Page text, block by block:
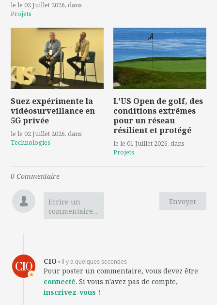
le le 02 Juillet 2026, dans
Projets
Suez expérimente la
vidéosurveillance en
5G privée
le le 02 Juillet 2026, dans
Technologies
L'US Open de golf, des
conditions extrêmes
pour un réseau
résilient et protégé
le le 01 Juillet 2026, dans
Projets
0 Commentaire
Envoyer
Ecrire un
commentaire...
CIO • il y a quelques secondes
Pour poster un commentaire, vous devez être
connecté. Si vous n'avez pas de compte,
inscrivez-vous !